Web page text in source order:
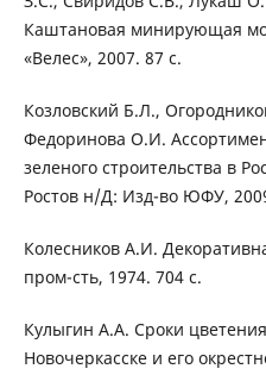
Каштановая минирующая
«Велес», 2007. 87 с.
Козловский Б.Л.,
Федоринова О.И.
зеленого строительства в
Ростов н/Д: Изд-во ЮФУ,
Колесников А.И.
пром-сть, 1974. 704 с.
Кулыгин А.А. Сроки
Новочеркасске и его